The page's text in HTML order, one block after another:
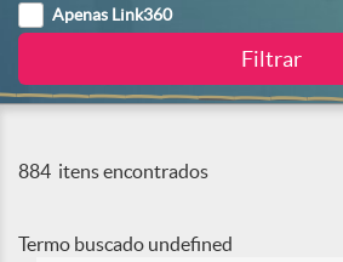
Apenas Link360
884 itens encontrados
Termo buscado undefined